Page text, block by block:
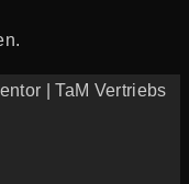
| TaM Vertriebs